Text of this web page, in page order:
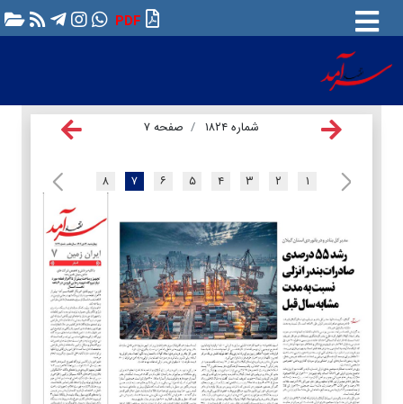
PDF
شماره ۱۸۲۴ صفحه ۷
۱ ۲ ۳ ۴ ۵ ۶ ۷ ۸